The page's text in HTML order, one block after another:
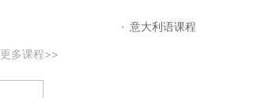
更多课程>>
意大利语课程